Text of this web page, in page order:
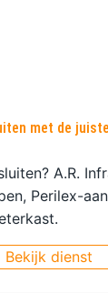
met de
A.R.
Perilex-
Bekijk dienst